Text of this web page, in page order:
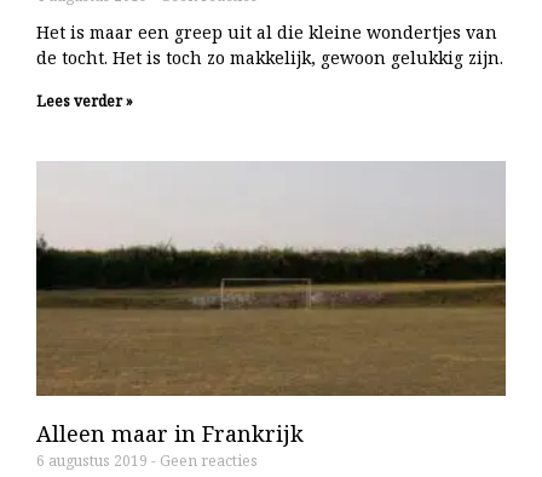
Het is maar een greep uit al die kleine wondertjes van
de tocht. Het is toch zo makkelijk, gewoon gelukkig zijn.
Lees verder »
Alleen maar in Frankrijk
6 augustus 2019 Geen reacties